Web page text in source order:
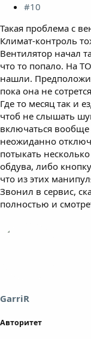
#10
Такая проблема с
Климат-контроль
Вентилятор начал
что то попало. На
нашли.
пока она не
Где то месяц так и
чтоб не слышать
включаться
неожиданно
потыкать
обдува, либо
что из этих
Звонил в сервис,
полностью и
GarriR
Авторитет